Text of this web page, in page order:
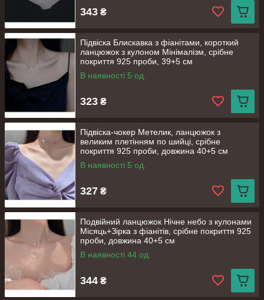
343 ₴
Підвіска Блискавка з фіанітами, короткий
ланцюжок з кулоном Мінімалізм, срібне
покриття 925 проби, 39+5 см
В наявності 5 од.
323 ₴
Підвіска-чокер Метелик, ланцюжок з
великим плетінням по шийці, срібне
покриття 925 проби, довжина 40+5 см
В наявності 5 од.
327 ₴
Подвійний ланцюжок Нічне небо з кулонами
Місяць+Зірка з фіанітів, срібне покриття 925
проби, довжина 40+5 см
В наявності 44 од.
344 ₴